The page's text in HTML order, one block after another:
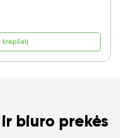
Į krepšelį
biuro prekės